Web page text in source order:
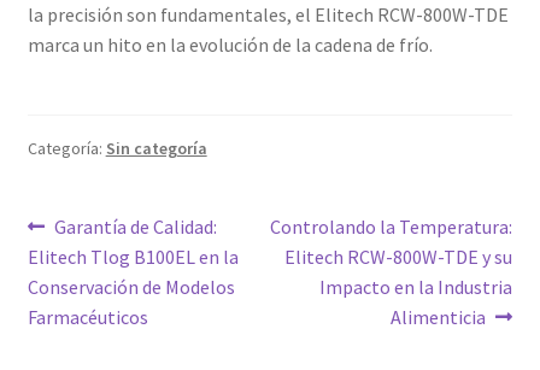
la precisión son fundamentales, el Elitech RCW-800W-TDE
marca un hito en la evolución de la cadena de frío.
Categoría: Sin categoría
Navegación
de
entradas
Entrada
anterior:
Garantía de Calidad:
Elitech Tlog B100EL en la
Conservación de Modelos
Farmacéuticos
Siguiente
entrada:
Controlando la Temperatura:
Elitech RCW-800W-TDE y su
Impacto en la Industria
Alimenticia